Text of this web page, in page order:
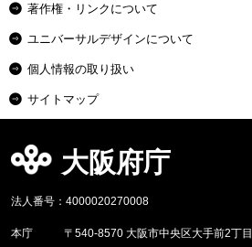
著作権・リンクについて
ユニバーサルデザインについて
個人情報の取り扱い
サイトマップ
大阪府庁
法人番号：4000020270008
本庁 〒540-8570 大阪市中央区大手前2丁目